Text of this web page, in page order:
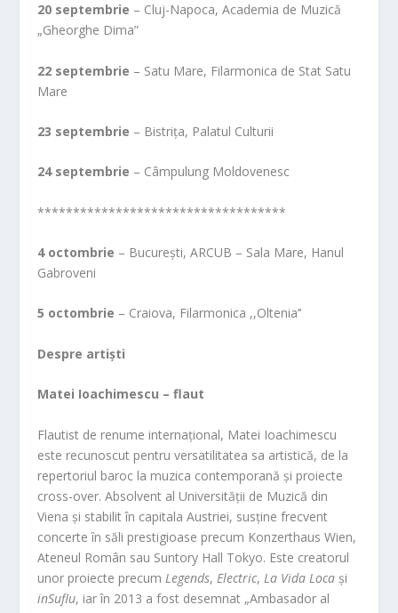
20 septembrie – Cluj-Napoca, Academia de Muzică
„Gheorghe Dima”
22 septembrie – Satu Mare, Filarmonica de Stat Satu
Mare
23 septembrie – Bistrița, Palatul Culturii
24 septembrie – Câmpulung Moldovenesc
***********************************
4 octombrie – București, ARCUB – Sala Mare, Hanul
Gabroveni
5 octombrie – Craiova, Filarmonica ,,Oltenia’’
Despre artiști
Matei Ioachimescu – flaut
Flautist de renume internațional, Matei Ioachimescu
este recunoscut pentru versatilitatea sa artistică, de la
repertoriul baroc la muzica contemporană și proiecte
cross-over. Absolvent al Universității de Muzică din
Viena și stabilit în capitala Austriei, susține frecvent
concerte în săli prestigioase precum Konzerthaus Wien,
Ateneul Român sau Suntory Hall Tokyo. Este creatorul
unor proiecte precum Legends, Electric, La Vida Loca și
inSuflu, iar în 2013 a fost desemnat „Ambasador al